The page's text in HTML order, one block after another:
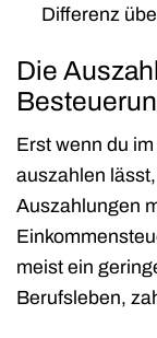
Differenz
Die
Erst wenn du
auszahlen
Auszahlungen
meist ein
Berufsleben,